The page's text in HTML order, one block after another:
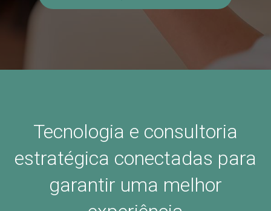
Tecnologia e consultoria
estratégica conectadas para
garantir uma melhor